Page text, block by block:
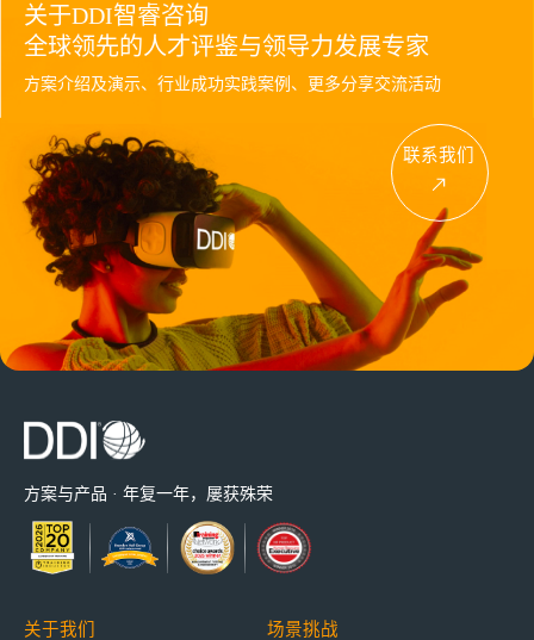
关于DDI智睿咨询
全球领先的人才评鉴与领导力发展专家
方案介绍及演示、行业成功实践案例、更多分享交流活动
联系我们
方案与产品 · 年复一年，屡获殊荣
关于我们 场景挑战